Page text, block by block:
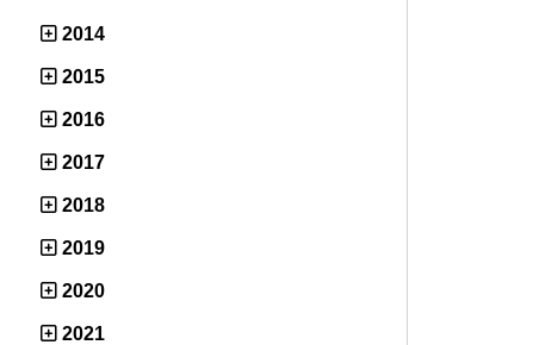
2014
2015
2016
2017
2018
2019
2020
2021